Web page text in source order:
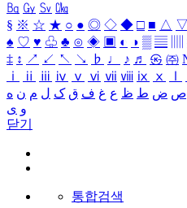
㏃ ㏉ ㏜ ㏆
§ ※ ☆ ★ ○ ● ◎ ◇ ◆ □ ■ △ ▽
♠ ♡ ♥ ♧ ♣ ⊙ ◈ ▣ ◐ ◑ ▒ ▤
‡ ↕ ↗ ↙ ↖ ↘ ♭ ♩ ♪ ♬ ㉿ ㈜
ⅰ
ⅱ ⅲ ⅳ ⅴ ⅵ ⅶ ⅷ ⅸ ⅹ
ص ض ط ظ ع غ ف ق ک ل م ن ه
و ی
닫기
통합검색